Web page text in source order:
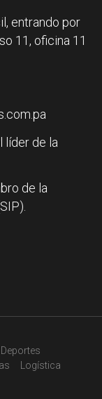
entrando por
11, oficina 11
líder de la
de la
Deportes
Logística